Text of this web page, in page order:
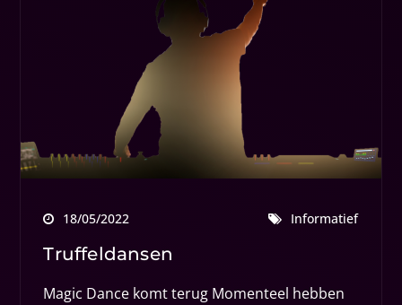
18/05/2022 Informatief
Truffeldansen
Magic Dance komt terug Momenteel hebben